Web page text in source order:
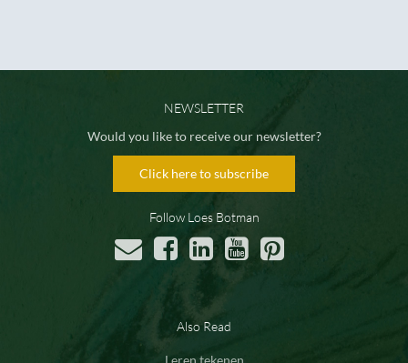
NEWSLETTER
Would you like to receive our newsletter?
Click here to subscribe
Follow Loes Botman
Also Read
Leren tekenen